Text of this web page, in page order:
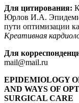
Для цитирования:
Юрлов И.А.
пути оптимизации
Креативная
Для
mail@mail.ru
EPIDEMIOLOGY
AND WAYS OF
SURGICAL CARE